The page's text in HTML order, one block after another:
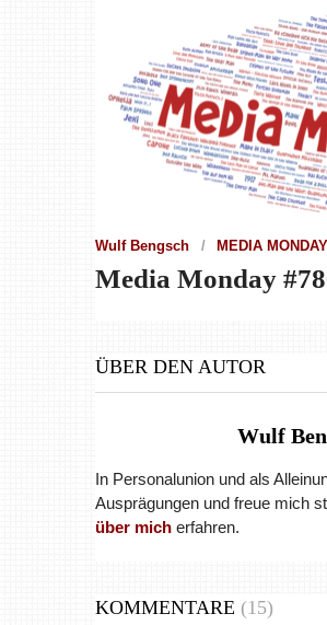
Wulf Bengsch MEDIA MONDAY
Media Monday
ÜBER DEN AUTOR
Wulf
In Personalunion und als
Ausprägungen und freue mich
über mich erfahren.
KOMMENTARE (15)